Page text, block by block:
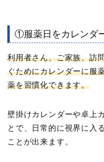
①服薬日をカレンダ
利用者さん、ご家族、訪
ぐためにカレンダーに服
薬を習慣化できます。
壁掛けカレンダーや卓上
とで、日常的に視界に入
ことが出来ます。